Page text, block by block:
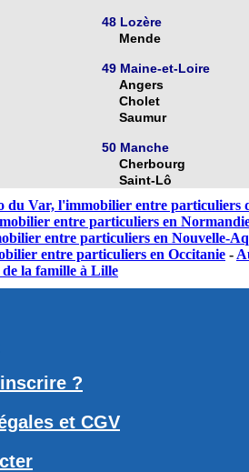
48 Lozère
Mende
49 Maine-et-Loire
Angers
Cholet
Saumur
50 Manche
Cherbourg
Saint-Lô
du Var, l'immobilier entre particuliers
entre particuliers en
entre particuliers en Nouvelle-
entre particuliers en Occitanie -
la famille à Lille
?
et CGV